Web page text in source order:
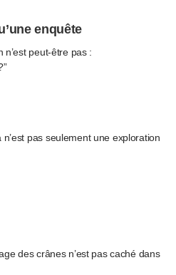
enquête
peut-être pas :
pas seulement une exploration
des crânes n’est pas caché dans